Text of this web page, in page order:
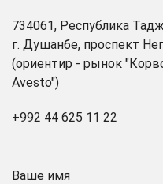
734061, Республика
г. Душанбе, проспект
(ориентир - рынок
Avesto")
+992 44 625 11 22
Ваше имя